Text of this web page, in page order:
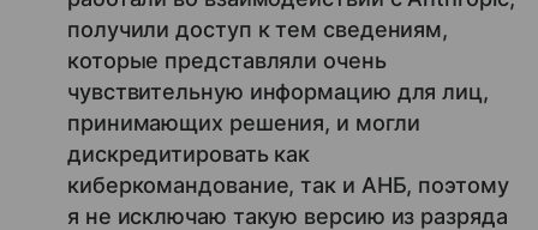
получили доступ к тем сведениям,
которые представляли очень
чувствительную информацию для лиц,
принимающих решения, и могли
дискредитировать как
киберкомандование, так и АНБ, поэтому
я не исключаю такую версию из разряда